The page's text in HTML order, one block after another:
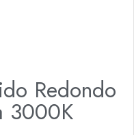
Redondo
3000K